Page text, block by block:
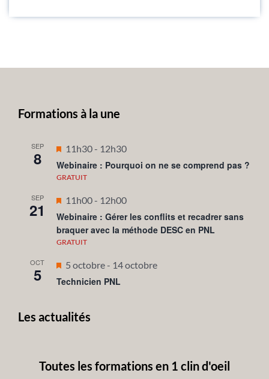
Formations à la une
SEP
8
Mis
en
avant
11h30- 12h30
Webinaire : Pourquoi on ne se comprend pas ?
GRATUIT
SEP
21
Mis
en
avant
11h00- 12h00
Webinaire : Gérer les conflits et recadrer sans
braquer avec la méthode DESC en PNL
GRATUIT
OCT
5
Mis
en
5 octobre- 14 octobre
Technicien PNL
Les actualités
Toutes les formations en 1 clin d'oeil